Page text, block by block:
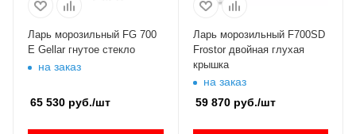
Ларь морозильный FG 700
E Gellar гнутое стекло
на заказ
65 530 руб./шт
Ларь морозильный F700SD
Frostor двойная глухая
крышка
на заказ
59 870руб./шт